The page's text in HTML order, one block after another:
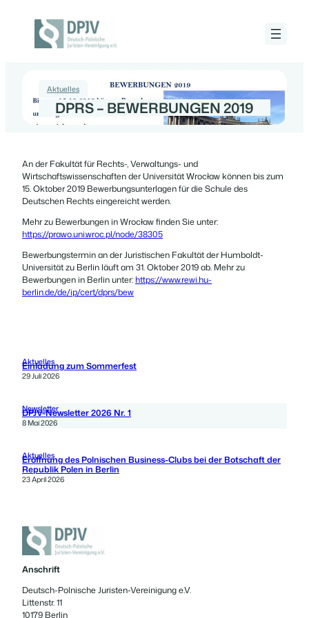
Deutsch-
Polnische
Aktuelles
DPRS – BEWERBUNGEN 2019
An der Fakultät für Rechts-, Verwaltungs- und
Wirtschaftswissenschaften der Universität Wrocław können bis zum
15. Oktober 2019 Bewerbungsunterlagen für die Schule des
Deutschen Rechts eingereicht werden.
Mehr zu Bewerbungen in Wrocław finden Sie unter:
https://prawo.uni.wroc.pl/node/38305
Bewerbungstermin an der Juristischen Fakultät der Humboldt-
Universität zu Berlin läuft am 31. Oktober 2019 ab. Mehr zu
Bewerbungen in Berlin unter: https://www.rewi.hu-
berlin.de/de/ip/cert/dprs/bew
Aktuelles
Einladung zum Sommerfest
29 Juli 2026
Newsletter
DPJV-Newsletter 2026 Nr. 1
8 Mai 2026
Aktuelles
Eröffnung des Polnischen Business-Clubs bei der Botschaft der
Republik Polen in Berlin
23 April 2026
Anschrift
Deutsch-Polnische Juristen-Vereinigung e.V.
Littenstr. 11
10179 Berlin